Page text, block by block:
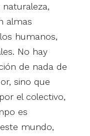
almas
humanos,
No hay
de nada de
sino que
el colectivo,
es
mundo,